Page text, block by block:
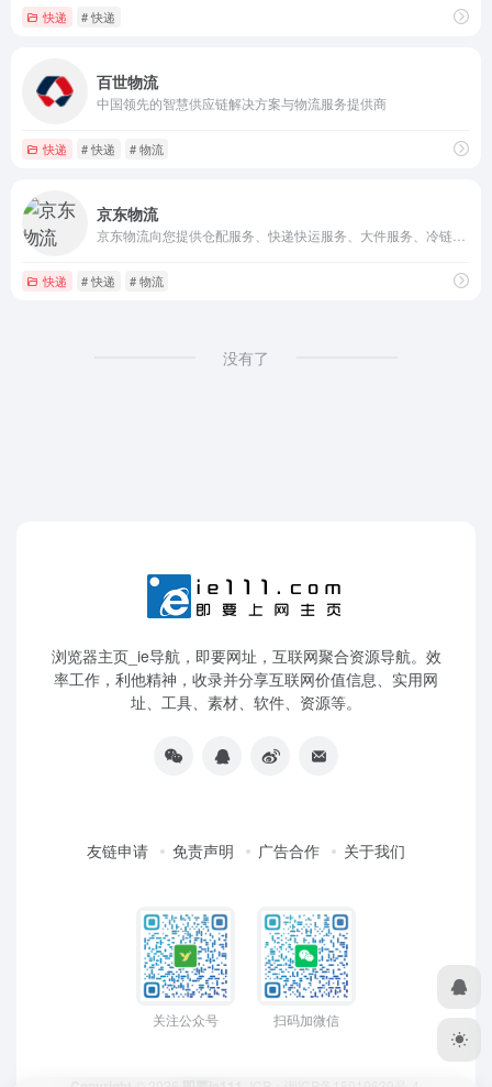
快递 # 快递
百世物流
中国领先的智慧供应链解决方案与物流服务提供商
快递 # 快递 # 物流
京东物流
快递 # 快递 # 物流
没有了
浏览器主页_ie导航，即要网址，互联网聚合资源导航。效
率工作，利他精神，收录并分享互联网价值信息、实用网
址、工具、素材、软件、资源等。
友链申请 免责声明 广告合作 关于我们
关注公众号 扫码加微信